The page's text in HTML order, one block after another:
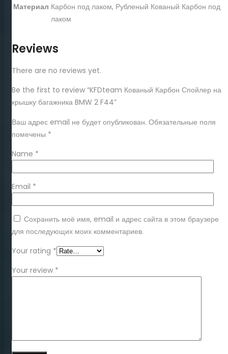
Материал Карбон под лаком, Рубленый Кованый Карбон под
лаком
Reviews
There are no reviews yet.
Be the first to review “KFDteam Кованый Карбон Спойлер на
крышку багажника BMW 2 F44”
Ваш адрес email не будет опубликован. Обязательные поля
помечены *
Name *
Email *
Сохранить моё имя, email и адрес сайта в этом браузере
для последующих моих комментариев.
Your rating *
Your review *